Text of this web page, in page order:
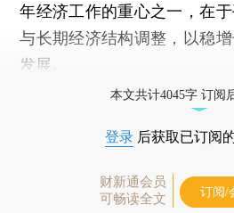
年经济工作的重心之一，在
与长期经济结构调整，以稳
发展。
本文共计4045字 订阅
登录 后获取已订阅
财新通会员
可畅读全文
订阅/